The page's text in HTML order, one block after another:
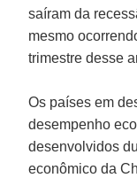
saíram da
mesmo
trimestre desse
Os países em
desempenho
desenvolvidos
econômico da